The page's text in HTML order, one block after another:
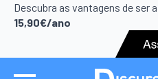
Descubra as vantagens de ser
15,90€/ano